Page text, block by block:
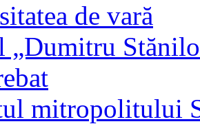
de vară
„Dumitru
mitropolitului